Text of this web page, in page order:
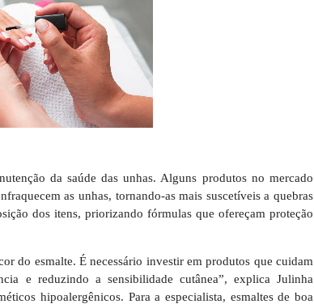
da saúde das unhas. Alguns produtos no mercado
as unhas, tornando-as mais suscetíveis a quebras
dos itens, priorizando fórmulas que ofereçam proteção
do esmalte. É necessário investir em produtos que cuidam
e reduzindo a sensibilidade cutânea”, explica Julinha
hipoalergênicos. Para a especialista, esmaltes de boa